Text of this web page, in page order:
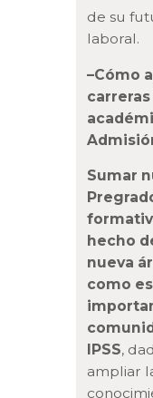
de su
laboral.
–Cómo
Sumar
hecho
nueva
como
IPSS,
ampliar